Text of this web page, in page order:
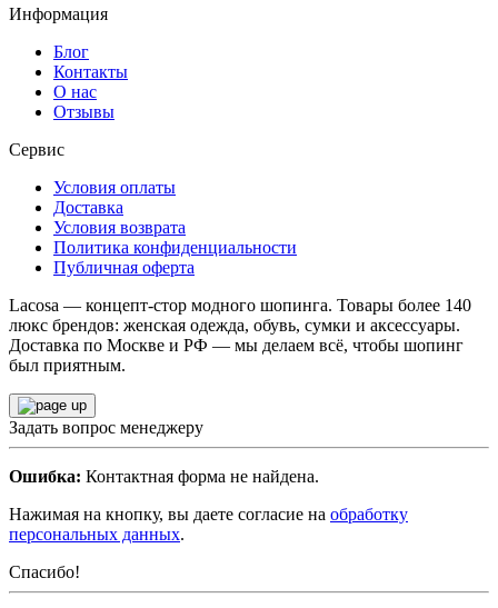
Информация
Блог
Контакты
О нас
Отзывы
Сервис
Условия оплаты
Доставка
Условия возврата
Политика конфиденциальности
Публичная оферта
Lacosa — концепт-стор модного шопинга. Товары более 140
люкс брендов: женская одежда, обувь, сумки и аксессуары.
Доставка по Москве и РФ — мы делаем всё, чтобы шопинг
был приятным.
Задать вопрос менеджеру
Ошибка: Контактная форма не найдена.
Нажимая на кнопку, вы даете согласие на обработку
персональных данных.
Спасибо!